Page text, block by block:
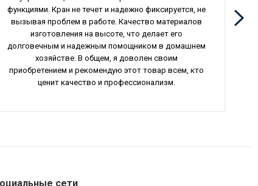
функциями. Кран не течет и надежно фиксируется, не
вызывая проблем в работе. Качество материалов
изготовления на высоте, что делает его
долговечным и надежным помощником в домашнем
хозяйстве. В общем, я доволен своим
приобретением и рекомендую этот товар всем, кто
ценит качество и профессионализм.
сети